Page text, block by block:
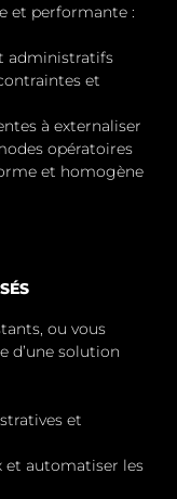
et performante :
administratifs
et
à externaliser
opératoires
et homogène
ou vous
d’une solution
et
et automatiser les